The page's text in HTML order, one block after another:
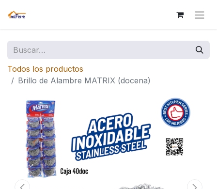
Todos los productos
Brillo de Alambre MATRIX (docena)